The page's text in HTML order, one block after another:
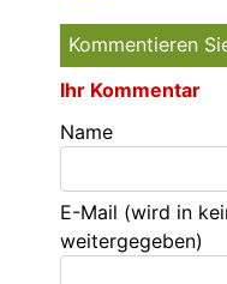
Kommentieren
Ihr Kommentar
Name
E-Mail (wird in
weitergegeben)